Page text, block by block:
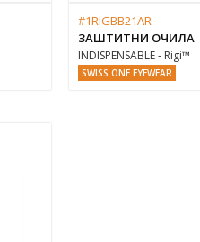
#1RIGBB21AR
ЗАШТИТНИ ОЧИЛА
INDISPENSABLE - Rigi™
SWISS ONE EYEWEAR